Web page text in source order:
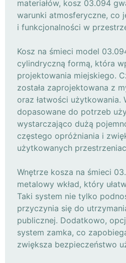
materiałów, kosz 03.094
warunki atmosferyczne, co
i funkcjonalności w
Kosz na śmieci model
cylindryczną formą, która
projektowania miejskiego.
została zaprojektowana z
oraz łatwości użytkowania.
dopasowane do potrzeb
wystarczająco dużą
częstego opróżniania i
użytkowanych
Wnętrze kosza na śmieci
metalowy wkład, który
Taki system nie tylko
przyczynia się do
publicznej. Dodatkowo,
system zamka, co
zwiększa bezpieczeństwo